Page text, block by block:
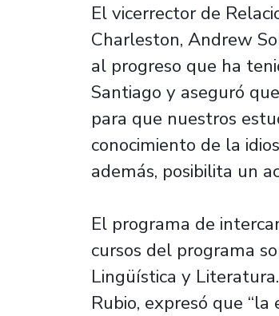
El vicerrector de
Charleston, Andrew
al progreso que ha
Santiago y aseguró
para que nuestros
conocimiento de la
además, posibilita un
El programa de
cursos del programa
Lingüística y
Rubio, expresó que